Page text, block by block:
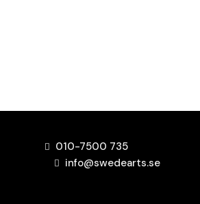
010-7500 735
info@swedearts.se